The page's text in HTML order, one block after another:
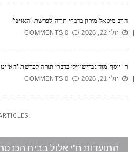
מיכאל מירון בדברי תורה לפרשת 'האזינו'
יולי 22, 2026 0 COMMENTS
יוסף מודזגברישווילי בדברי תורה לפרשת 'האזינו'
יולי 21, 2026 0 COMMENTS
ARTICLES
התועדות ח"י אלול בבית